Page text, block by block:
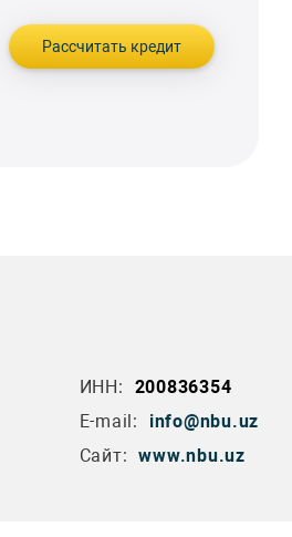
Рассчитать кредит
ИНН:
200836354
E-mail:
info@nbu.uz
Сайт: www.nbu.uz